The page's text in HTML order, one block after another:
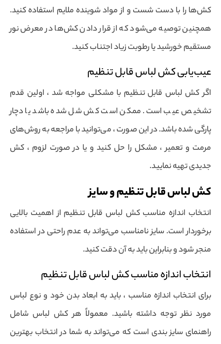
کش‌ها را با دست شست و از مواد شوینده ملایم استفاده کنید.
همچنین توصیه می‌شود که از قرار دادن کش‌ها در معرض نور
مستقیم خورشید یا رطوبت زیاد اجتناب کنید.
عیب‌یابی کش لباس قابل تنظیم
اگر کش لباس قابل تنظیم با مشکلی مواجه شد ، اولین قدم
تشخیص عیب است. ممکن است کش شل شده باشد یا دچار
پارگی شده باشد. در این صورت ، می‌توانید با مراجعه به روش‌های
مرمت و تعمیر ، مشکل را حل کنید و یا در صورت لزوم ، کش
جدیدی تهیه نمایید.
کش لباس قابل تنظیم و سایز
انتخاب اندازه مناسب کش لباس قابل تنظیم از اهمیت بالایی
برخوردار است. سایز نامناسب می‌تواند به عدم راحتی در استفاده
منجر شود و بنابراین باید به آن دقت کنید.
انتخاب اندازه مناسب کش لباس قابل تنظیم
برای انتخاب اندازه مناسب ، باید به ابعاد بدن خود و نوع لباس
مورد نظر توجه داشته باشید. معمولاً هر کش لباس شامل
راهنمای سایز بندی است که می‌تواند به شما در انتخاب بهترین